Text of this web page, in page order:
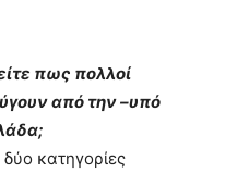
πως πολλοί
από την –υπό
κατηγορίες